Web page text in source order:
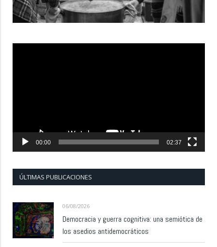
00:00 02:37
ÚLTIMAS PUBLICACIONES
06/08/2026
Democracia y guerra cognitiva: una semiótica de
los asedios antidemocráticos